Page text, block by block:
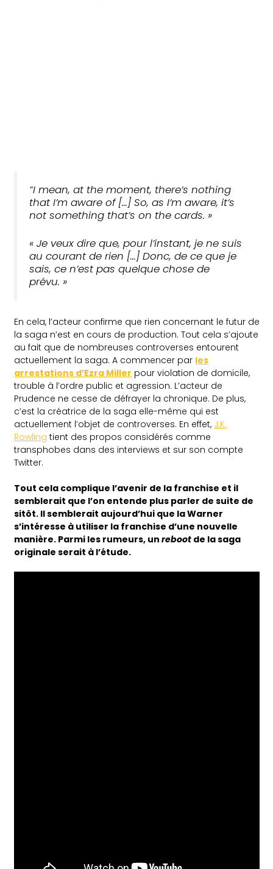
“I mean, at the moment, there’s nothing
that I’m aware of […] So, as I’m aware, it’s
not something that’s on the cards. »
« Je veux dire que, pour l’instant, je ne suis
au courant de rien […] Donc, de ce que je
sais, ce n’est pas quelque chose de
prévu. »
En cela, l’acteur confirme que rien concernant le futur de
la saga n’est en cours de production. Tout cela s’ajoute
au fait que de nombreuses controverses entourent
actuellement la saga. A commencer par les
arrestations d’Ezra Miller pour violation de domicile,
trouble à l’ordre public et agression. L’acteur de
Prudence ne cesse de défrayer la chronique. De plus,
c’est la créatrice de la saga elle-même qui est
actuellement l’objet de controverses. En effet, J.K.
Rowling tient des propos considérés comme
transphobes dans des interviews et sur son compte
Twitter.
Tout cela complique l’avenir de la franchise et il
semblerait que l’on entende plus parler de suite de
sitôt. Il semblerait aujourd’hui que la Warner
s’intéresse à utiliser la franchise d’une nouvelle
manière. Parmi les rumeurs, unreboot de la saga
originale serait à l’étude.